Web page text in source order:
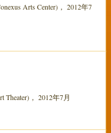
Arts Center)， 2012年7
Theater)， 2012年7月